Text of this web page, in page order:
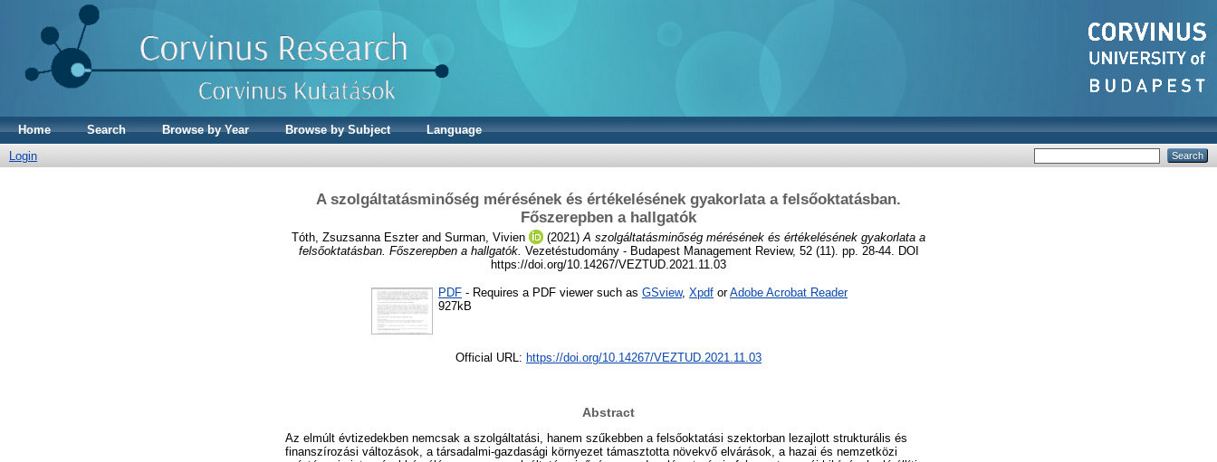
Home Search Browse by Year Browse by Subject
Language
Login
A szolgáltatásminőség mérésének és értékelésének gyakorlata a felsőoktatásban.
Főszerepben a hallgatók
Tóth, Zsuzsanna Eszterand Surman, Vivien (2021) A szolgáltatásminőség mérésének és értékelésének gyakorlata a
felsőoktatásban. Főszerepben a hallgatók. Vezetéstudomány - Budapest Management Review, 52 (11). pp. 28-44. DOI
https://doi.org/10.14267/VEZTUD.2021.11.03
PDF - Requires a PDF viewer such as GSview, Xpdf orAdobe Acrobat Reader
927kB
Official URL: https://doi.org/10.14267/VEZTUD.2021.11.03
Abstract
Az elmúlt évtizedekben nemcsak a szolgáltatási, hanem szűkebben a felsőoktatási szektorban lezajlott strukturális és
finanszírozási változások, a társadalmi-gazdasági környezet támasztotta növekvő elvárások, a hazai és nemzetközi